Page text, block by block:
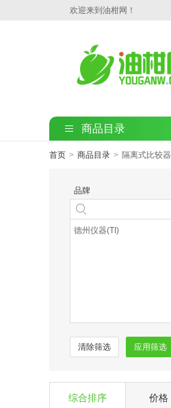
欢迎来到油柑网！
商品目录
首页 > 商品目录 > 隔离式比较器
品牌
德州仪器(TI)
清除筛选 应用筛选
综合排序 价格